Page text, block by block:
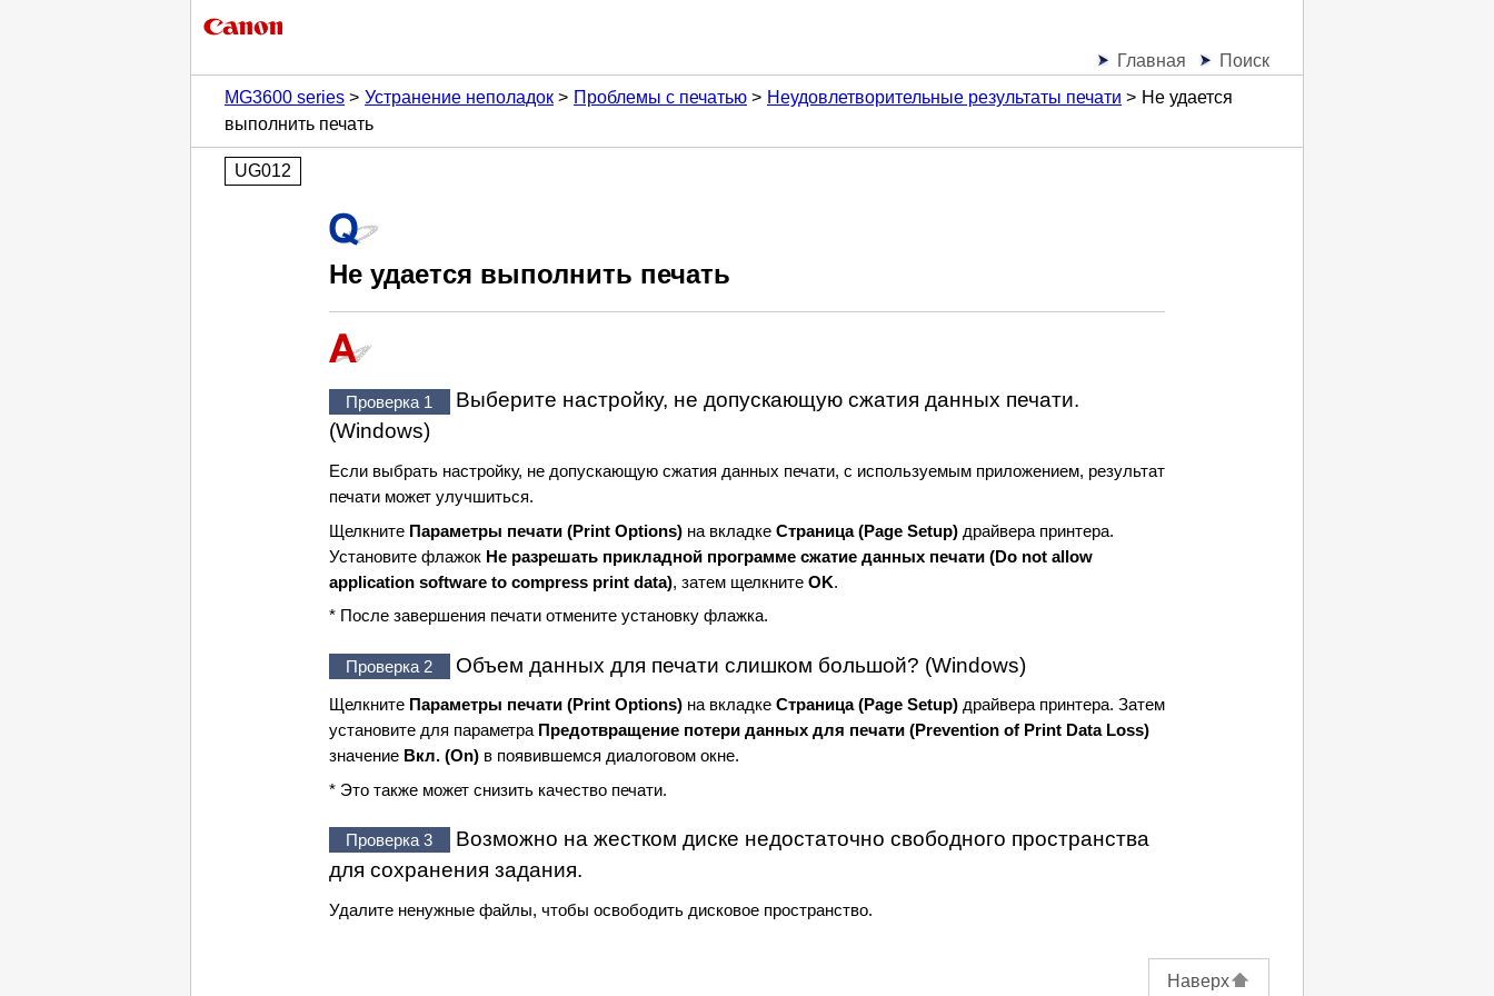
Главная
Поиск
MG3600 series
Устранение неполадок Проблемы с печатью Неудовлетворительные результаты печати
Не удается
выполнить печать
UG012
Не удается выполнить печать
Проверка 1
Выберите настройку, не допускающую сжатия данных печати.
(Windows)
Если выбрать настройку, не допускающую сжатия данных печати, с используемым приложением, результат
печати может улучшиться.
Щелкните Параметры печати (Print Options) на вкладке Страница (Page Setup) драйвера принтера.
Установите флажок Не разрешать прикладной программе сжатие данных печати (Do not allow
application software to compress print data), затем щелкните OK.
* После завершения печати отмените установку флажка.
Проверка 2 Объем данных для печати слишком большой? (Windows)
Щелкните Параметры печати (Print Options) на вкладке Страница (Page Setup) драйвера принтера. Затем
установите для параметра Предотвращение потери данных для печати (Prevention of Print Data Loss)
значение Вкл. (On) в появившемся диалоговом окне.
* Это также может снизить качество печати.
Проверка 3
Возможно на жестком диске недостаточно свободного пространства
для сохранения задания.
Удалите ненужные файлы, чтобы освободить дисковое пространство.
Наверх